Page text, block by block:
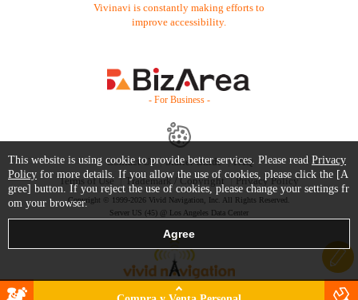
Vivinavi is constantly making efforts to
improve accessibility.
- For Business -
Contact Us Starter Guide
FAQ
Terms of Use
Trademark / Copyright Privacy Policy
Copyright © 1999-2026 Vivid Navigation, Inc. All Rights Reserved.
Server US (45) @ Los Angeles Data Center
This website is using cookie to provide better services. Please read Privacy
Policy for more details. If you allow the use of cookies, please click the [A
gree] button. If you reject the use of cookies, please change your settings fr
om your browser.